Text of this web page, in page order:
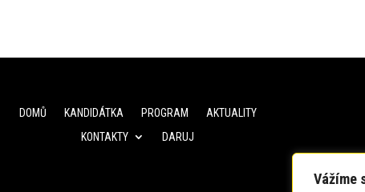
Vážíme
DOMŮ KANDIDÁTKA PROGRAM
AKTUALITY
KONTAKTY
DARUJ